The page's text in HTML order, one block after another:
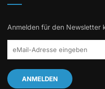
Anmelden für den Newsletter